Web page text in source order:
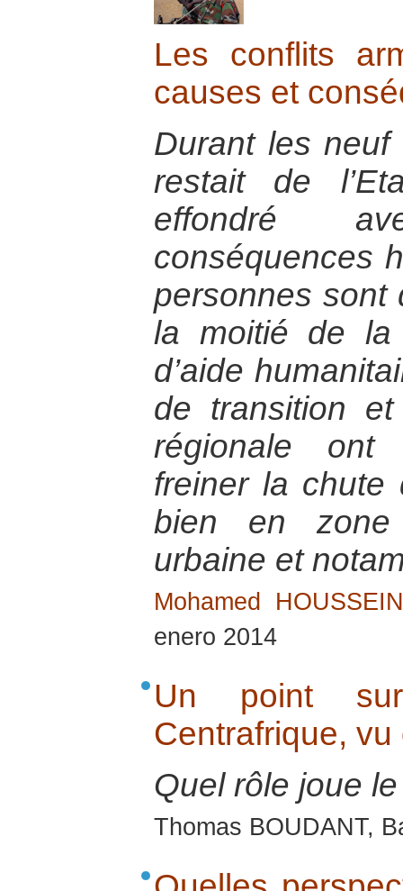
Les conflits
causes et
Durant les
restait de
effondré
conséquences
personnes sont
la moitié de la
d’aide
de transition
régionale
freiner la chute
bien en zone
urbaine et
Mohamed
enero 2014
Un point
Centrafrique,
Quel rôle joue
Thomas BOUDANT,